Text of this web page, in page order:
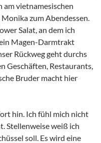
am vietnamesischen
zum Abendessen.
Salat, an dem ich
Magen-Darmtrakt
Rückweg geht durchs
Geschäften, Restaurants,
Bruder macht hier
hin. Ich fühl mich nicht
Stellenweise weiß ich
soll. Es wird eine